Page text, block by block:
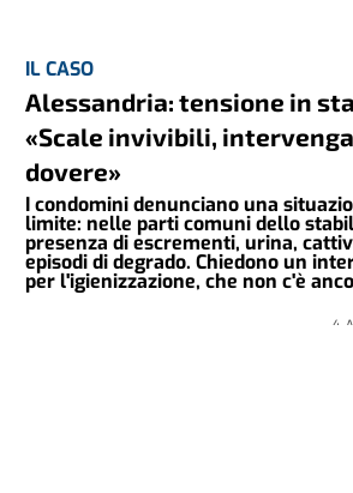
IL CASO
Alessandria: tensione in
«Scale invivibili,
dovere»
I condomini denunciano una
limite: nelle parti comuni dello
presenza di escrementi, urina,
episodi di degrado. Chiedono un
per l'igienizzazione, che non c'è
4